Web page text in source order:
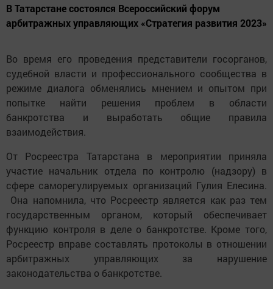
В Татарстане состоялся Всероссийский форум
арбитражных управляющих «Стратегия развития 2023»
Во время его проведения представители госорганов,
судебной власти и профессионального сообщества в
режиме диалога обменялись мнением и опытом при
попытке найти решения проблем в области
банкротства и выработать общие правила
взаимодействия.
От Росреестра Татарстана в мероприятии приняла
участие начальник отдела по контролю (надзору) в
сфере саморегулируемых организаций Гулия Елесина.
Она напомнила, что Росреестр является как раз тем
государственным органом, который обеспечивает
функцию контроля в деле о банкротстве. Кроме того,
Росреестр вправе составлять протоколы в отношении
арбитражных управляющих за нарушение
законодательства о банкротстве.